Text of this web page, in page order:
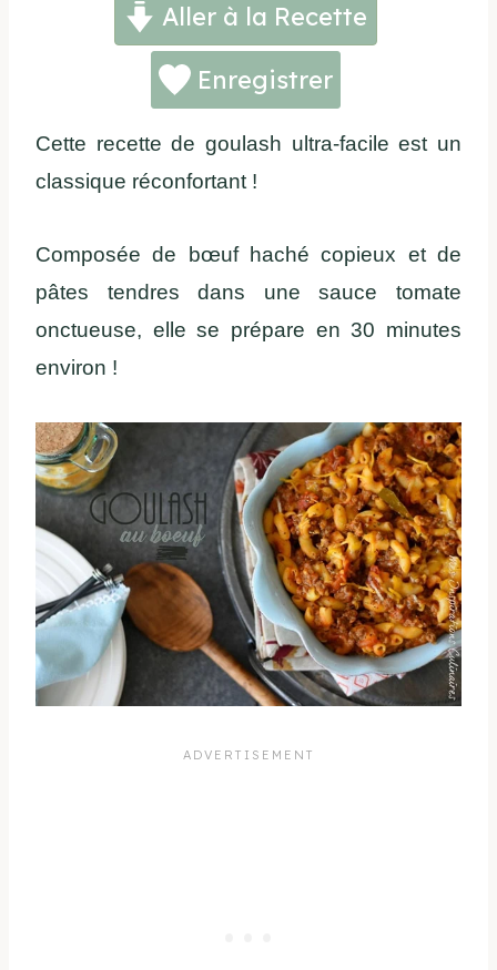
Aller à la Recette
Enregistrer
Cette recette de goulash ultra-facile est un
classique réconfortant !
Composée de bœuf haché copieux et de
pâtes tendres dans une sauce tomate
onctueuse, elle se prépare en 30 minutes
environ !